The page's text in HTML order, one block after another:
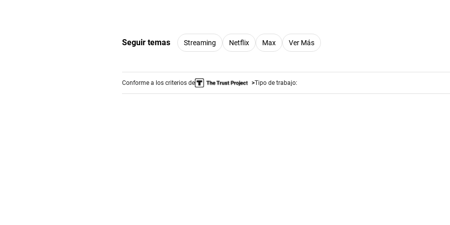
Seguir temas Streaming Netflix Max Ver Más
Conforme a los criterios de Tipo de trabajo: